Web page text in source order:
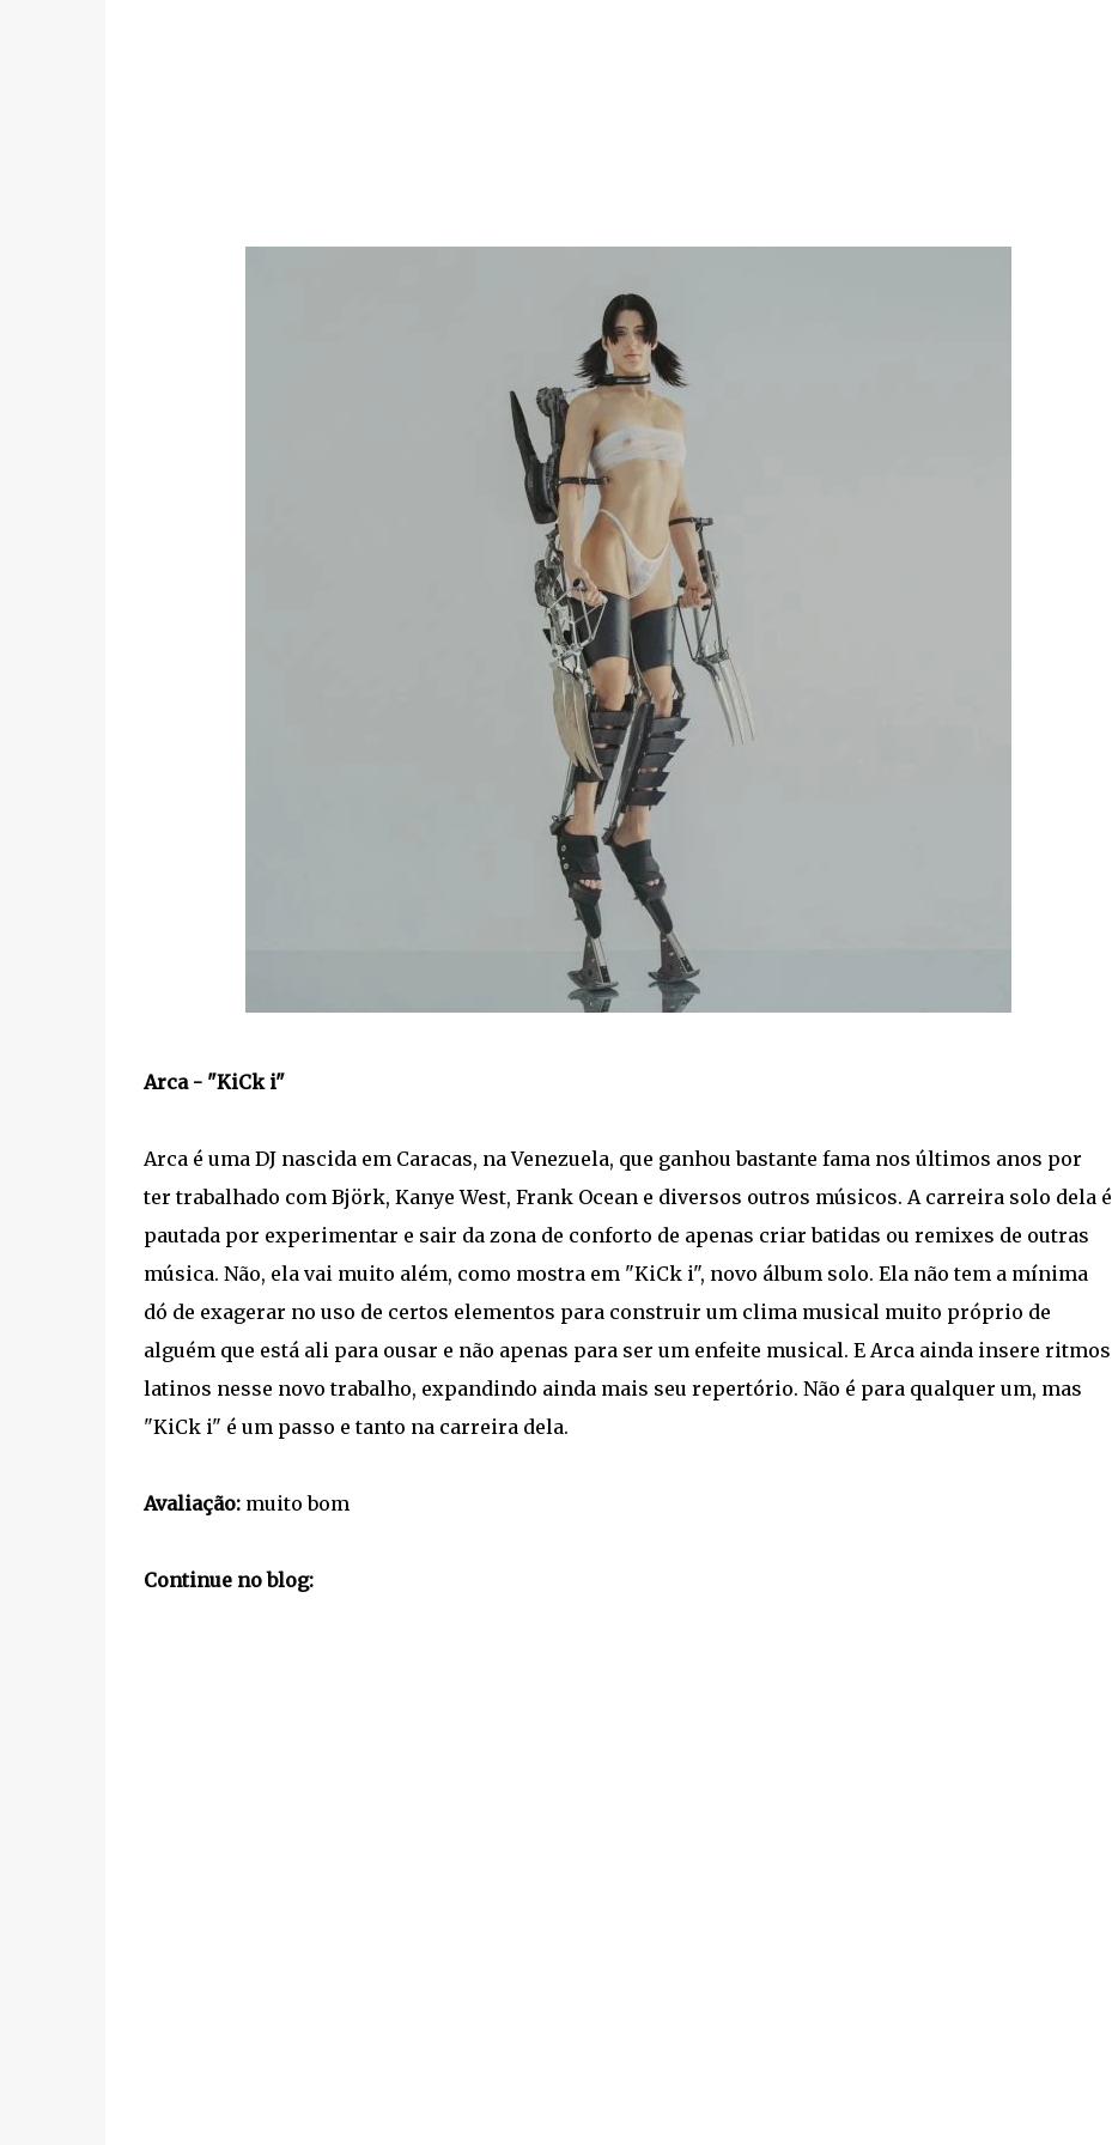
Arca - "KiCk i"
Arca é uma DJ nascida em Caracas, na Venezuela, que ganhou bastante fama nos últimos anos por
ter trabalhado com Björk, Kanye West, Frank Ocean e diversos outros músicos. A carreira solo dela é
pautada por experimentar e sair da zona de conforto de apenas criar batidas ou remixes de outras
música. Não, ela vai muito além, como mostra em "KiCk i", novo álbum solo. Ela não tem a mínima
dó de exagerar no uso de certos elementos para construir um clima musical muito próprio de
alguém que está ali para ousar e não apenas para ser um enfeite musical. E Arca ainda insere ritmos
latinos nesse novo trabalho, expandindo ainda mais seu repertório. Não é para qualquer um, mas
"KiCk i" é um passo e tanto na carreira dela.
Avaliação:muito bom
Continue no blog: